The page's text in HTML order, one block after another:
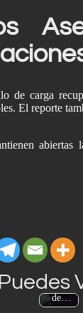
de carga
El reporte
Torrijos’;
rescatan
privada
de…